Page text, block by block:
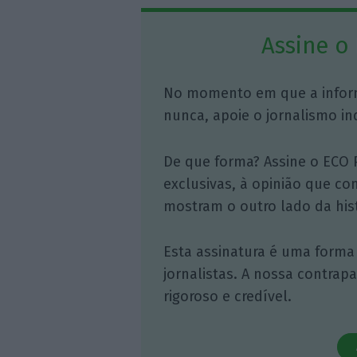
Assine o
No momento em que a
nunca, apoie o jornalismo
De que forma? Assine o
exclusivas, à opinião que
mostram o outro lado da
Esta assinatura é uma
jornalistas. A nossa
rigoroso e credível.